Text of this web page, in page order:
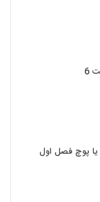
6
یا پوچ فصل اول